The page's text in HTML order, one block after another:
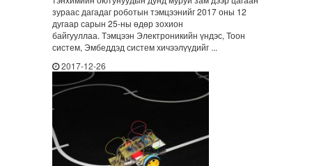
зураас дагадаг роботын тэмцээнийг 2017 оны 12
дугаар сарын 25-ны өдөр зохион
байгууллаа. Тэмцээн Электроникийн үндэс, Тоон
систем, Эмбеддэд систем хичээлүүдийг ...
2017-12-26